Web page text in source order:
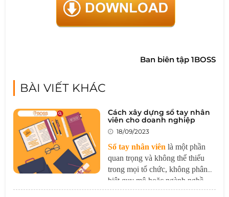
Ban biên tập 1BOSS
BÀI VIẾT KHÁC
Cách xây dựng sổ tay nhân
viên cho doanh nghiệp
18/09/2023
Sổ tay nhân viên là một phần
quan trọng và không thể thiếu
trong mọi tổ chức, không phân
biệt quy mô hoặc ngành nghề.
Nó đóng vai trò là một công cụ